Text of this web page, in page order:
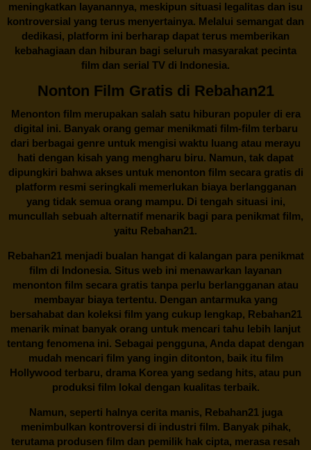
meningkatkan layanannya, meskipun situasi legalitas dan isu
kontroversial yang terus menyertainya. Melalui semangat dan
dedikasi, platform ini berharap dapat terus memberikan
kebahagiaan dan hiburan bagi seluruh masyarakat pecinta
film dan serial TV di Indonesia.
Nonton Film Gratis di Rebahan21
Menonton film merupakan salah satu hiburan populer di era
digital ini. Banyak orang gemar menikmati film-film terbaru
dari berbagai genre untuk mengisi waktu luang atau merayu
hati dengan kisah yang mengharu biru. Namun, tak dapat
dipungkiri bahwa akses untuk menonton film secara gratis di
platform resmi seringkali memerlukan biaya berlangganan
yang tidak semua orang mampu. Di tengah situasi ini,
muncullah sebuah alternatif menarik bagi para penikmat film,
yaitu Rebahan21.
Rebahan21menjadi bualan hangat di kalangan para penikmat
film di Indonesia. Situs web ini menawarkan layanan
menonton film secara gratis tanpa perlu berlangganan atau
membayar biaya tertentu. Dengan antarmuka yang
bersahabat dan koleksi film yang cukup lengkap, Rebahan21
menarik minat banyak orang untuk mencari tahu lebih lanjut
tentang fenomena ini. Sebagai pengguna, Anda dapat dengan
mudah mencari film yang ingin ditonton, baik itu film
Hollywood terbaru, drama Korea yang sedang hits, atau pun
produksi film lokal dengan kualitas terbaik.
Namun, seperti halnya cerita manis, Rebahan21juga
menimbulkan kontroversi di industri film. Banyak pihak,
terutama produsen film dan pemilik hak cipta, merasa resah